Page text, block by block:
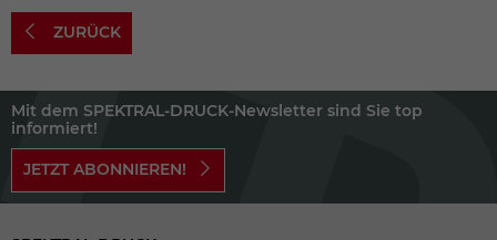
ZURÜCK
Mit dem SPEKTRAL-DRUCK-Newsletter sind Sie top
informiert!
JETZT ABONNIEREN!